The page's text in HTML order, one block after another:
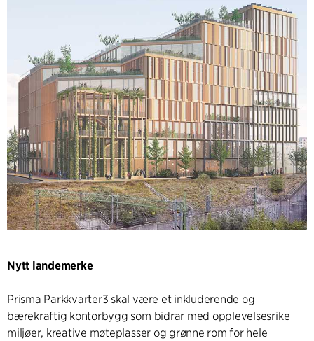
Nytt landemerke
Prisma Parkkvarter3 skal være et inkluderende og
bærekraftig kontorbygg som bidrar med opplevelsesrike
miljøer, kreative møteplasser og grønne rom for hele